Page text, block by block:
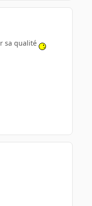
sa qualité